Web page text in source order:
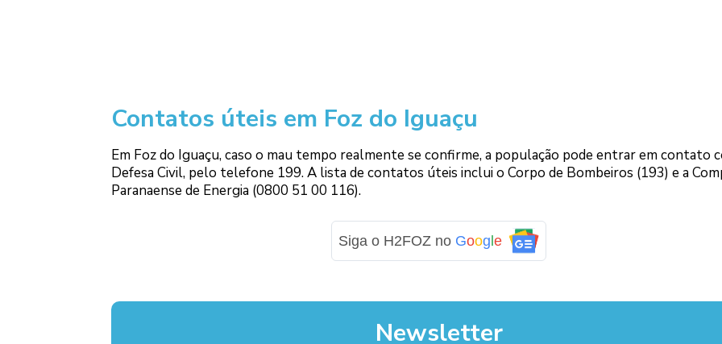
Contatos úteis em Foz do Iguaçu
Em Foz do Iguaçu, caso o mau tempo realmente se confirme, a população pode entrar em contato
Defesa Civil, pelo telefone 199. A lista de contatos úteis inclui o Corpo de Bombeiros (193) e a
Paranaense de Energia (0800 51 00 116).
Siga o H2FOZ no Google
Newsletter